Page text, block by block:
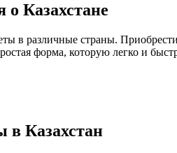
Казахстане
в различные страны.
форма, которую легко и
Казахстан